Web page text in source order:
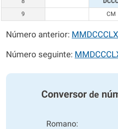
9
CM
Número anterior:
Número seguinte:
Conversor de
Romano: